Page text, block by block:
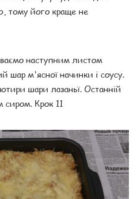
тому його краще не
наступним листом
шар м'ясної начинки і соусу.
шари лазаньї. Останній
сиром. Крок 11